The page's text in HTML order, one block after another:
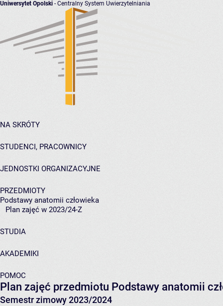
Uniwersytet Opolski - Centralny System Uwierzytelniania
NA SKRÓTY
STUDENCI, PRACOWNICY
JEDNOSTKI ORGANIZACYJNE
PRZEDMIOTY
Podstawy anatomii człowieka
Plan zajęć w 2023/24-Z
STUDIA
AKADEMIKI
POMOC
Plan zajęć przedmiotu Podstawy anatomii
Semestr zimowy 2023/2024